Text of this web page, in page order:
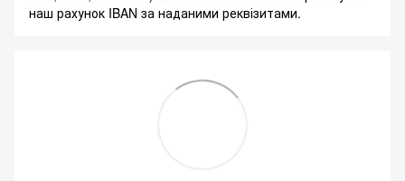
наш рахунок IBAN за наданими реквізитами.